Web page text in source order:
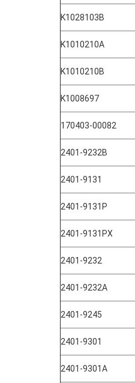
K1028103B
K1010210A
K1010210B
K1008697
170403-00082
2401-9232B
2401-9131
2401-9131P
2401-9131PX
2401-9232
2401-9232A
2401-9245
2401-9301
2401-9301A